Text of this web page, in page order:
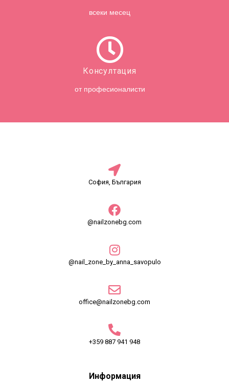
всеки месец
Консултация
от професионалисти
София, България
@nailzonebg.com
@nail_zone_by_anna_savopulo
office@nailzonebg.com
+359 887 941 948
Информация